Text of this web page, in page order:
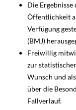
Die
Öffentlichkeit
Verfügung
(BMJ)
​Freiwillig
zur
Wunsch und
über die
Fallverlauf.